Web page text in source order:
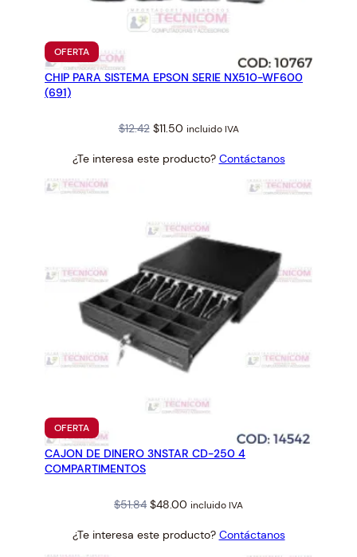
n
t
i
d
OFERTAPRODUCTO
EN
OFERTA
CHIP PARA SISTEMA EPSON SERIE NX510-WF600
(691)
$12.42 Original
was:
$11.50Current
is:
incluido IVA
¿Te interesa este producto? Contáctanos
OFERTAPRODUCTO
EN
OFERTA
CAJON DE DINERO 3NSTAR CD-250 4
COMPARTIMENTOS
$51.84 Original
was:
$48.00 Current
is:
incluido IVA
¿Te interesa este producto? Contáctanos